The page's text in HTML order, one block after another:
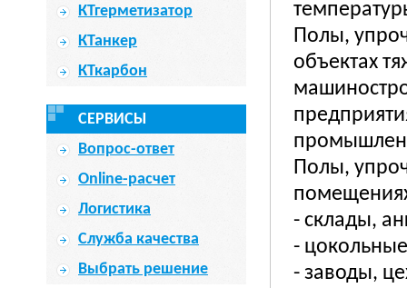
КТгерметизатор
КТанкер
КТкарбон
СЕРВИСЫ
Вопрос-ответ
Online-расчет
Логистика
Служба качества
Выбрать решение
Полы,
объектах
Полы,
- cклады,
-
- заводы,